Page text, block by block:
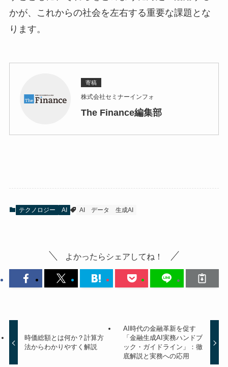
かが、これからの社会を左右する重要な課題とな
ります。
寄稿
株式会社セミナーインフォ
The Finance編集部
テクノロジー AI AI データ 生成AI
よかったらシェアしてね！
時価総額とは何か？計算方
法からわかりやすく解説
AI時代の金融革新を促す
「金融生成AI実務ハンドブ
ック・ガイドライン」：徹
底解説と実務への応用